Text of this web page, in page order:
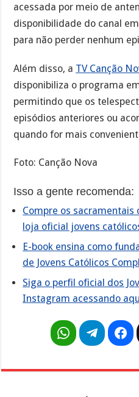
acessada por meio de
disponibilidade do canal
para não perder nenhum
Além disso, a TV Canção
disponibiliza o programa
permitindo que os
episódios anteriores ou
quando for mais
Foto: Canção Nova
Isso a gente recomenda:
Compre os sacramentais
loja oficial jovens
E-book ensina como
de Jovens Católicos
Siga o perfil oficial dos
Instagram acessando